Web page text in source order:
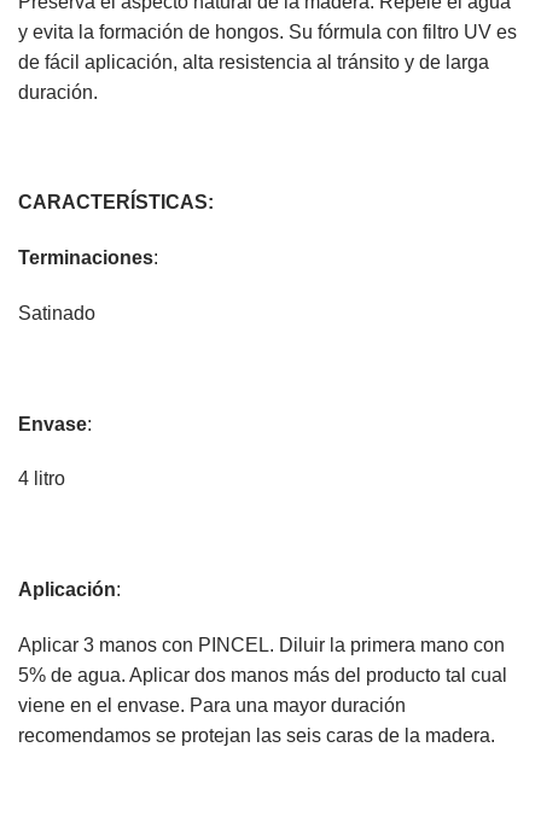
y evita la formación de hongos. Su fórmula con filtro UV es
de fácil aplicación, alta resistencia al tránsito y de larga
duración.
CARACTERÍSTICAS:
Terminaciones:
Satinado
Envase:
4 litro
Aplicación:
Aplicar 3 manos con PINCEL. Diluir la primera mano con
5% de agua. Aplicar dos manos más del producto tal cual
viene en el envase. Para una mayor duración
recomendamos se protejan las seis caras de la madera.